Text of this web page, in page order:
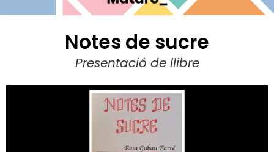
Notes de sucre
Presentació de llibre